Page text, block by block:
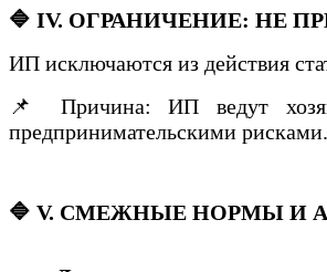
🔷 IV. ОГРАНИЧЕНИЕ: НЕ
ИП исключаются из действия
📌 Причина: ИП ведут
предпринимательскими рисками.
🔷 V. СМЕЖНЫЕ НОРМЫ И